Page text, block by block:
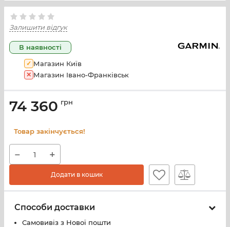
Залишити відгук
В наявності
✓ Магазин Київ
✕ Магазин Івано-Франківськ
74 360 грн
Товар закінчується!
− +
Додати в кошик
Способи доставки
Самовивіз з Нової пошти